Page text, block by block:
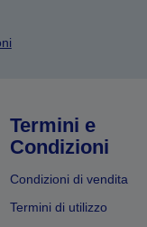
Termini e
Condizioni
Condizioni di vendita
Termini di utilizzo